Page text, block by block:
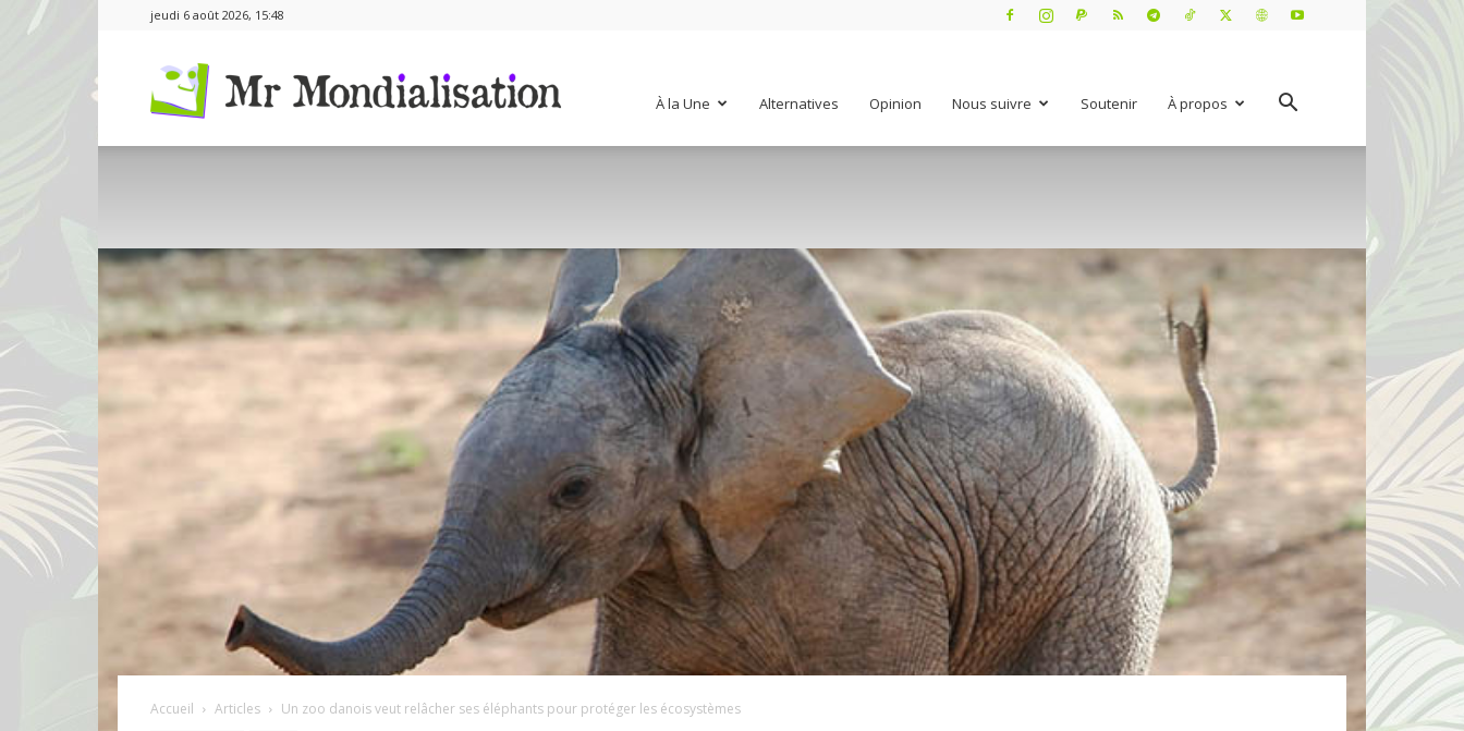
jeudi 6 août 2026, 15:48
À la Une Alternatives Opinion Nous suivre Soutenir À propos
Accueil Articles Un zoo danois veut relâcher ses éléphants pour protéger les écosystèmes